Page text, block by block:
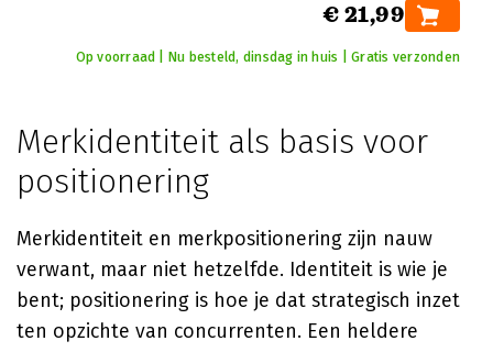
€ 21,99
Op voorraad | Nu besteld, dinsdag in huis | Gratis verzonden
Merkidentiteit als basis voor
positionering
Merkidentiteit en merkpositionering zijn nauw
verwant, maar niet hetzelfde. Identiteit is wie je
bent; positionering is hoe je dat strategisch inzet
ten opzichte van concurrenten. Een heldere